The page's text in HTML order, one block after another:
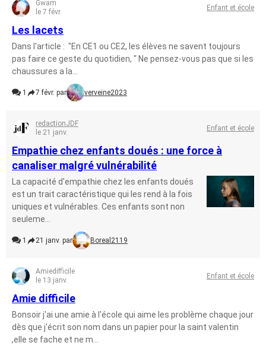
Gwam
le 7 févr.
Enfant et école
Les lacets
Dans l'article : "En CE1 ou CE2, les élèves ne savent toujours
pas faire ce geste du quotidien, " Ne pensez-vous pas que si les
chaussures a la...
1 7 févr. par verveine2023
redactionJDF
le 21 janv.
Enfant et école
Empathie chez enfants doués : une force à
canaliser malgré vulnérabilité
La capacité d'empathie chez les enfants doués
est un trait caractéristique qui les rend à la fois
uniques et vulnérables. Ces enfants sont non
seuleme...
1 21 janv. par Boreal2119
Amiedifficile
le 13 janv.
Enfant et école
Amie difficile
Bonsoir j'ai une amie à l'école qui aime les problème chaque jour
dès que j'écrit son nom dans un papier pour la saint valentin
,elle se fache et ne m...